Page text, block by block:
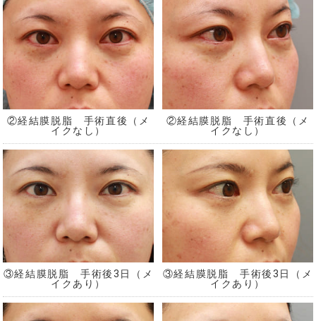
②経結膜脱脂 手術直後（メ
イクなし）
②経結膜脱脂 手術直後（メ
イクなし）
③経結膜脱脂 手術後3日（メ
イクあり）
③経結膜脱脂 手術後3日（メ
イクあり）